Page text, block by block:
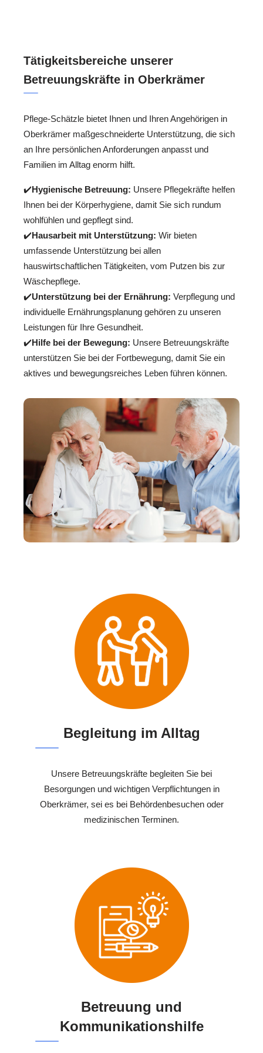
Tätigkeitsbereiche unserer
Betreuungskräfte in Oberkrämer
Pflege-Schätzle bietet Ihnen und Ihren Angehörigen in
Oberkrämer maßgeschneiderte Unterstützung, die sich
an Ihre persönlichen Anforderungen anpasst und
Familien im Alltag enorm hilft.
✔️Hygienische Betreuung: Unsere Pflegekräfte helfen
Ihnen bei der Körperhygiene, damit Sie sich rundum
wohlfühlen und gepflegt sind.
✔️Hausarbeit mit Unterstützung: Wir bieten
umfassende Unterstützung bei allen
hauswirtschaftlichen Tätigkeiten, vom Putzen bis zur
Wäschepflege.
✔️Unterstützung bei der Ernährung: Verpflegung und
individuelle Ernährungsplanung gehören zu unseren
Leistungen für Ihre Gesundheit.
✔️Hilfe bei der Bewegung: Unsere Betreuungskräfte
unterstützen Sie bei der Fortbewegung, damit Sie ein
aktives und bewegungsreiches Leben führen können.
Begleitung im Alltag
Unsere Betreuungskräfte begleiten Sie bei
Besorgungen und wichtigen Verpflichtungen in
Oberkrämer, sei es bei Behördenbesuchen oder
medizinischen Terminen.
Betreuung und
Kommunikationshilfe